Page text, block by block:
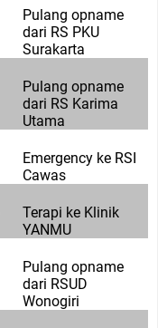
Pulang opname
dari RS PKU
Surakarta
Pulang opname
dari RS Karima
Utama
Emergency ke RSI
Cawas
Terapi ke Klinik
YANMU
Pulang opname
dari RSUD
Wonogiri